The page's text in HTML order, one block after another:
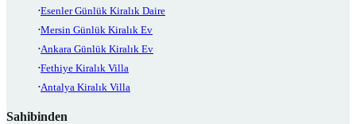
Esenler Günlük Kiralık Daire
Mersin Günlük Kiralık Ev
Ankara Günlük Kiralık Ev
Fethiye Kiralık Villa
Antalya Kiralık Villa
Sahibinden